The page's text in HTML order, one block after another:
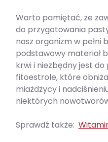
Warto pamiętać, że
do przygotowania
nasz organizm w pełni
podstawowy materiał
krwi i niezbędny jest do
fitoestrole, które
miażdżycy i
niektórych
Sprawdź także: